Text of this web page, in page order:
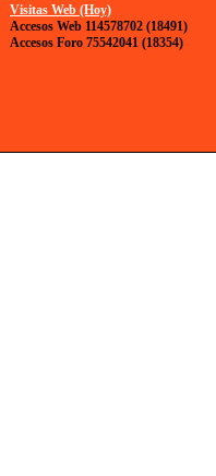
Visitas Web (Hoy)
Accesos Web 114578702 (18491)
Accesos Foro 75542041 (18354)